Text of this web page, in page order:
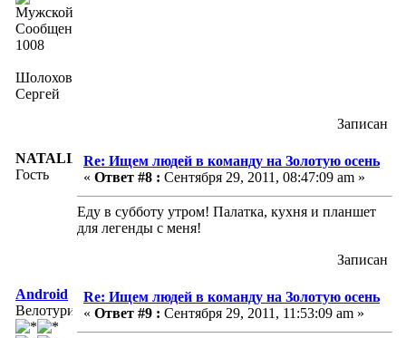
Сообщений:
1008
Шолохов
Сергей
Записан
NATALIA
Гость
Re: Ищем людей в команду на Золотую осень
« Ответ #8 : Сентября 29, 2011, 08:47:09 am »
Еду в субботу утром! Палатка, кухня и планшет
для легенды с меня!
Записан
Android
Велотурист
Re: Ищем людей в команду на Золотую осень
« Ответ #9 : Сентября 29, 2011, 11:53:09 am »